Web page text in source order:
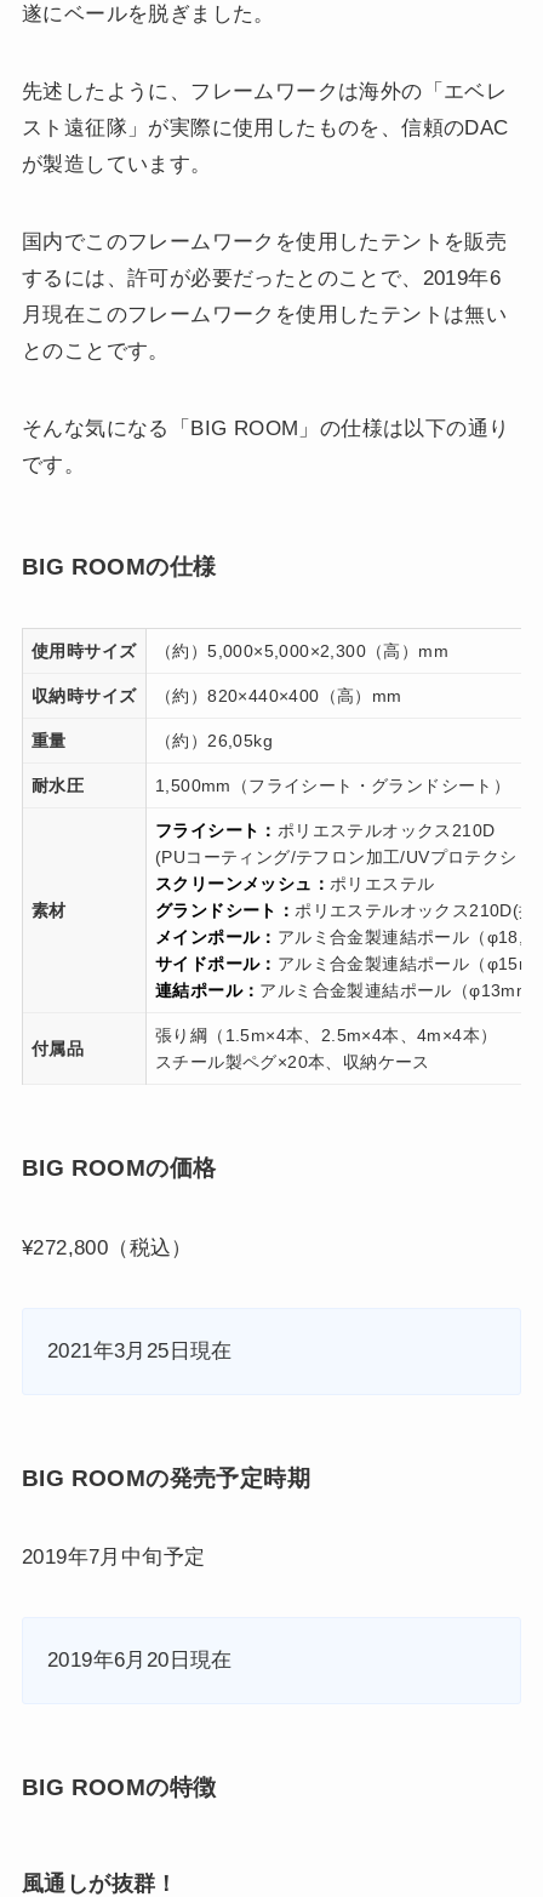
遂にベールを脱ぎました。
先述したように、フレームワークは海外の「エベレ
スト遠征隊」が実際に使用したものを、信頼のDAC
が製造しています。
国内でこのフレームワークを使用したテントを販売
するには、許可が必要だったとのことで、2019年6
月現在このフレームワークを使用したテントは無い
とのことです。
そんな気になる「BIG ROOM」の仕様は以下の通り
です。
BIG ROOMの仕様
使用時サイズ （約）5,000×5,000×2,300（高）mm
収納時サイズ （約）820×440×400（高）mm
重量 （約）26,05kg
耐水圧 1,500mm（フライシート・グランドシート）
素材
フライシート： ポリエステルオックス210D
(PUコーティング/テフロン加工/UVプロテクショ
スクリーンメッシュ： ポリエステル
グランドシート： ポリエステルオックス210D(撥
メインポール： アルミ合金製連結ポール（
サイドポール： アルミ合金製連結ポール（
連結ポール： アルミ合金製連結ポール（
付属品
張り綱（1.5m×4本、2.5m×4本、4m×4本）
スチール製ペグ×20本、収納ケース
BIG ROOMの価格
¥272,800（税込）
2021年3月25日現在
BIG ROOMの発売予定時期
2019年7月中旬予定
2019年6月20日現在
BIG ROOMの特徴
風通しが抜群！